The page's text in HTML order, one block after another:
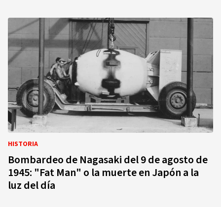
HISTORIA
Bombardeo de Nagasaki del 9 de agosto de
1945: "Fat Man" o la muerte en Japón a la
luz del día